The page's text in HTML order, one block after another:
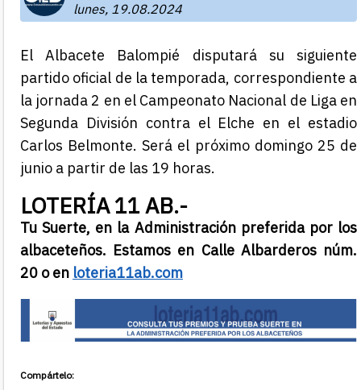
lunes, 19.08.2024
El Albacete Balompié disputará su siguiente
partido oficial de la temporada, correspondiente a
la jornada 2 en el Campeonato Nacional de Liga en
Segunda División contra el Elche en el estadio
Carlos Belmonte. Será el próximo domingo 25 de
junio a partir de las 19 horas.
LOTERÍA 11 AB.-
Tu Suerte, en la Administración preferida por los
albaceteños. Estamos en Calle Albarderos núm.
20 o en loteria11ab.com
Compártelo: